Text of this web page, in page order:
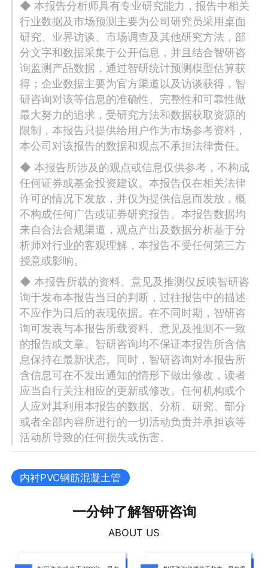
◆ 本报告分析师具有专业研究能力，报告中相关
行业数据及市场预测主要为公司研究员采用桌面
研究、业界访谈、市场调查及其他研究方法，部
分文字和数据采集于公开信息，并且结合智研咨
询监测产品数据，通过智研统计预测模型估算获
得；企业数据主要为官方渠道以及访谈获得，智
研咨询对该等信息的准确性、完整性和可靠性做
最大努力的追求，受研究方法和数据获取资源的
限制，本报告只提供给用户作为市场参考资料，
本公司对该报告的数据和观点不承担法律责任。
◆ 本报告所涉及的观点或信息仅供参考，不构成
任何证券或基金投资建议。本报告仅在相关法律
许可的情况下发放，并仅为提供信息而发放，概
不构成任何广告或证券研究报告。本报告数据均
来自合法合规渠道，观点产出及数据分析基于分
析师对行业的客观理解，本报告不受任何第三方
授意或影响。
◆ 本报告所载的资料、意见及推测仅反映智研咨
询于发布本报告当日的判断，过往报告中的描述
不应作为日后的表现依据。在不同时期，智研咨
询可发表与本报告所载资料、意见及推测不一致
的报告或文章。智研咨询均不保证本报告所含信
息保持在最新状态。同时，智研咨询对本报告所
含信息可在不发出通知的情形下做出修改，读者
应当自行关注相应的更新或修改。任何机构或个
人应对其利用本报告的数据、分析、研究、部分
或者全部内容所进行的一切活动负责并承担该等
活动所导致的任何损失或伤害。
内衬PVC钢筋混凝土管
一分钟了解智研咨询
ABOUT US